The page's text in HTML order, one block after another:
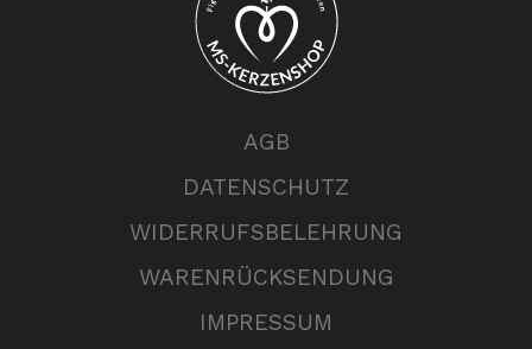
AGB
DATENSCHUTZ
WIDERRUFSBELEHRUNG
WARENRÜCKSENDUNG
IMPRESSUM